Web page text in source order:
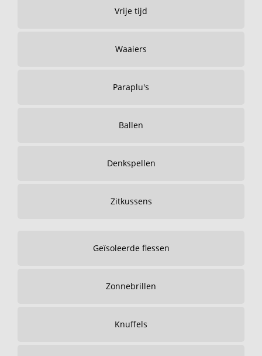
Vrije tijd
Waaiers
Paraplu's
Ballen
Denkspellen
Zitkussens
Geïsoleerde flessen
Zonnebrillen
Knuffels